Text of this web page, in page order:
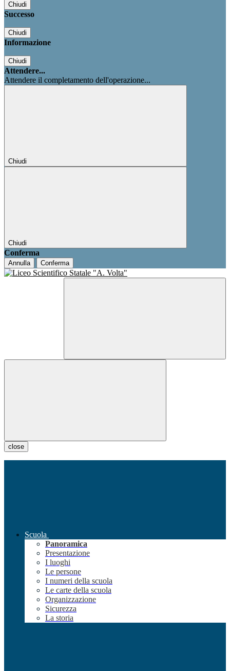
Chiudi
Successo
Chiudi
Informazione
Chiudi
Attendere...
Attendere il completamento dell'operazione...
Chiudi
Chiudi
Conferma
Annulla Conferma
close
Scuola
Panoramica
Presentazione
I luoghi
Le persone
I numeri della scuola
Le carte della scuola
Organizzazione
Sicurezza
La storia